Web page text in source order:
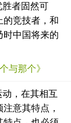
者固然可
竞技者，和
时中国将来的
与那个》
，在其相互
意其特点，